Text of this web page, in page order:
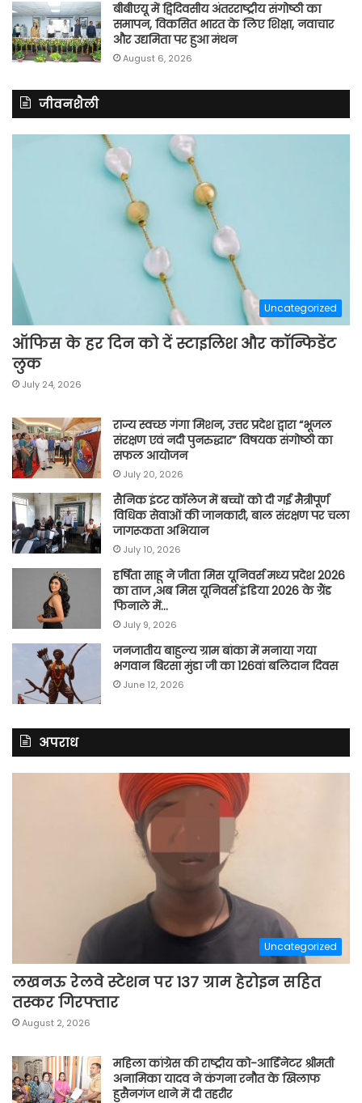
बीबीएयू में द्विदिवसीय अंतरराष्ट्रीय संगोष्ठी का
समापन, विकसित भारत के लिए शिक्षा, नवाचार
और उद्यमिता पर हुआ मंथन
August 6, 2026
जीवनशैली
Uncategorized
ऑफिस के हर दिन को दें स्टाइलिश और कॉन्फिडेंट
लुक
July 24, 2026
राज्य स्वच्छ गंगा मिशन, उत्तर प्रदेश द्वारा “भूजल
संरक्षण एवं नदी पुनरुद्धार” विषयक संगोष्ठी का
सफल आयोजन
July 20, 2026
सैनिक इंटर कॉलेज में बच्चों को दी गई मैत्रीपूर्ण
विधिक सेवाओं की जानकारी, बाल संरक्षण पर चला
जागरूकता अभियान
July 10, 2026
हर्षिता साहू ने जीता मिस यूनिवर्स मध्य प्रदेश 2026
का ताज ,अब मिस यूनिवर्स इंडिया 2026 के ग्रैंड
फिनाले में…
July 9, 2026
जनजातीय बाहुल्य ग्राम बांका में मनाया गया
भगवान बिरसा मुंडा जी का 126वां बलिदान दिवस
June 12, 2026
अपराध
Uncategorized
लखनऊ रेलवे स्टेशन पर 137 ग्राम हेरोइन सहित
तस्कर गिरफ्तार
August 2, 2026
महिला कांग्रेस की राष्ट्रीय को-आर्डिनेटर श्रीमती
अनामिका यादव ने कंगना रनौत के खिलाफ
हुसैनगंज थाने में दी तहरीर